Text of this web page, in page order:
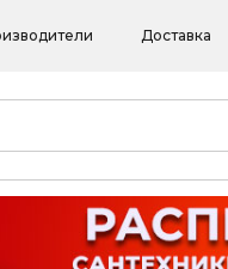
Доставка